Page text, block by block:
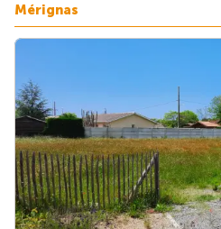
Mérignas